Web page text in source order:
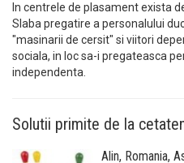
In centrele de plasament exista
Slaba pregatire a personalului
"masinarii de cersit" si viitori
sociala, in loc sa-i pregateasca
independenta.
Solutii primite de la
Alin, Romania,